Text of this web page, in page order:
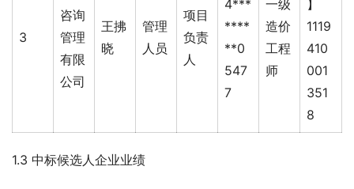
3
咨询
管理
有限
公司
王拂
晓
管理
人员
项目
负责
人
4***
****
**0
547
7
一级
造价
工程
师
】
1119
410
001
351
8
1.3 中标候选人企业业绩